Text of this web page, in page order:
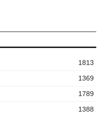
1813
1369
1789
1388